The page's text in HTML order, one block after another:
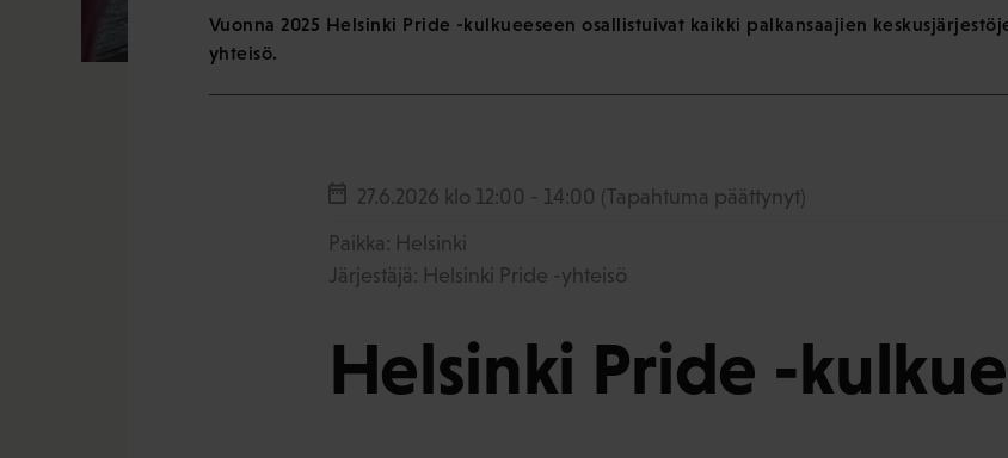
Vuonna 2025 Helsinki Pride -kulkueeseen osallistuivat kaikki palkansaajien
yhteisö.
27.6.2026 klo 12:00 - 14:00 (Tapahtuma päättynyt)
Paikka: Helsinki
Järjestäjä: Helsinki Pride -yhteisö
Helsinki Pride -